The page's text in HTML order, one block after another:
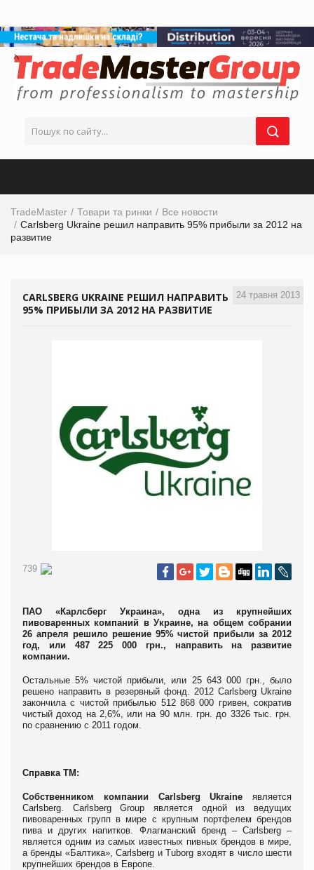
TradeMaster Товари та ринки
Все новости
Carlsberg Ukraine решил направить 95% прибыли за 2012 на
развитие
24 травня 2013
CARLSBERG UKRAINE РЕШИЛ НАПРАВИТЬ
95% ПРИБЫЛИ ЗА 2012 НА РАЗВИТИЕ
739
ПАО «Карлсберг Украина», одна из крупнейших
пивоваренных компаний в Украине, на общем собрании
26 апреля решило решение 95% чистой прибыли за 2012
год, или 487 225 000 грн., направить на развитие
компании.
Остальные 5% чистой прибыли, или 25 643 000 грн., было
решено направить в резервный фонд. 2012 Carlsberg Ukraine
закончила с чистой прибылью 512 868 000 гривен, сократив
чистый доход на 2,6%, или на 90 млн. грн. до 3326 тыс. грн.
по сравнению с 2011 годом.
Справка ТМ:
Собственником компании Carlsberg Ukraine является
Carlsberg. Carlsberg Group является одной из ведущих
пивоваренных групп в мире с крупным портфелем брендов
пива и других напитков. Флагманский бренд – Carlsberg –
является одним из самых известных пивных брендов в мире,
а бренды «Балтика», Carlsberg и Tuborg входят в число шести
крупнейших брендов в Европе.